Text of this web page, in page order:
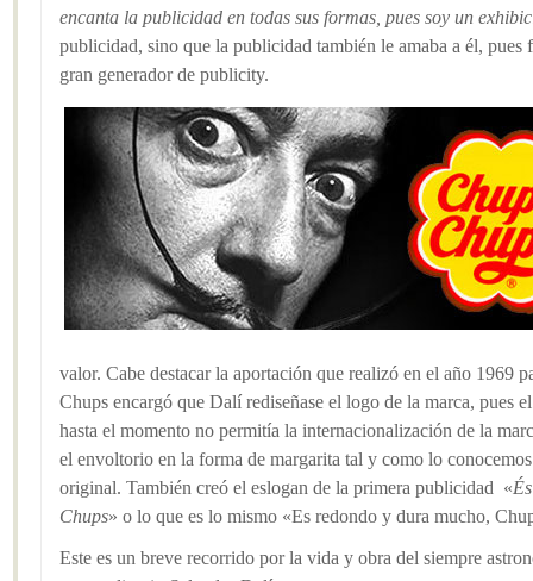
encanta la publicidad en todas sus formas, pues soy un
publicidad, sino que la publicidad también le amaba a él, pues
gran generador de publicity.
valor. Cabe destacar la aportación que realizó en el año 1969
Chups encargó que Dalí rediseñase el logo de la marca, pues
hasta el momento no permitía la internacionalización de la
el envoltorio en la forma de margarita tal y como lo
original. También creó el eslogan de la primera publicidad «
Chups» o lo que es lo mismo «Es redondo y dura mucho,
Este es un breve recorrido por la vida y obra del siempre